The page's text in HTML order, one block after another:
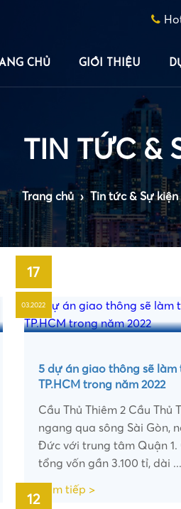
CHỦ GIỚI THIỆU
TIN TỨC &
Trang chủ › Tin tức & Sự kiện
17
03.2022
5 dự án giao thông sẽ
TP.HCM trong năm 2022
Cầu Thủ Thiêm 2 Cầu Thủ
ngang qua sông Sài Gòn,
Đức với trung tâm Quận 1.
tổng vốn gần 3.100 tỉ, dài ...
Xem tiếp >
12